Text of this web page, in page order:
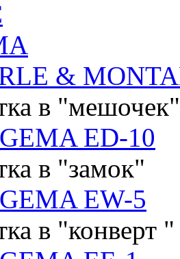
&
в "мешочек"
ED-10
в "замок"
EW-5
в "конверт "